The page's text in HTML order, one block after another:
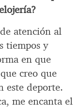
atención al
tiempos y
en que
creo que
este deporte.
me encanta el